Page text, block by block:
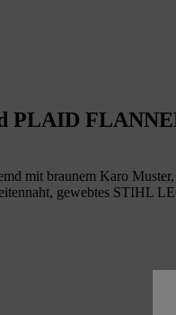
PLAID
mit braunem Karo
gewebtes STIHL